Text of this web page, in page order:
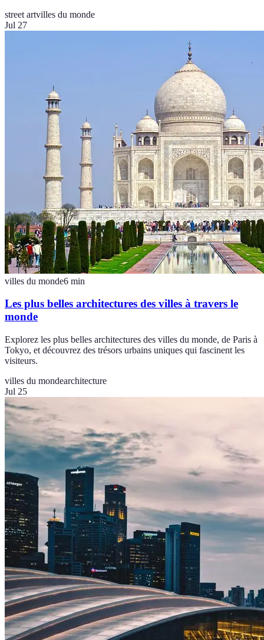
street artvilles du monde
Jul 27
villes du monde6 min
Les plus belles architectures des villes à travers le
monde
Explorez les plus belles architectures des villes du monde, de Paris à
Tokyo, et découvrez des trésors urbains uniques qui fascinent les
visiteurs.
villes du mondearchitecture
Jul 25